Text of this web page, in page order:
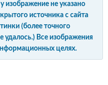
не указано
источника с сайта
(более точного
удалось.) Все изображения
целях.